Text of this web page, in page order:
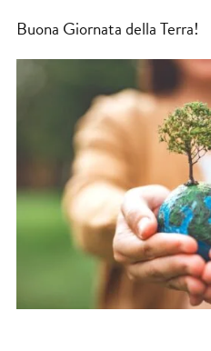
Buona Giornata della Terra!